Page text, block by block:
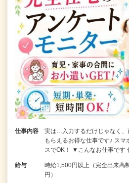
仕事内容
実は…入力するだけじゃなく
もらえるお得な仕事です♪ ス
スでOK！ ▼こんなお仕事です
給与
時給1,500円以上（完全出来高
円）